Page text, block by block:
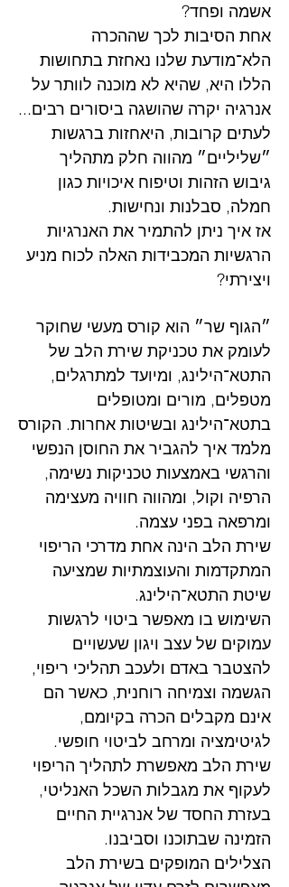
אשמה ופחד?
אחת הסיבות לכך שההכרה
הלא־מודעת שלנו נאחזת בתחושות
הללו היא, שהיא לא מוכנה לוותר על
אנרגיה יקרה שהושגה ביסורים רבים...
לעתים קרובות, היאחזות ברגשות
״שליליים״ מהווה חלק מתהליך
גיבוש הזהות וטיפוח איכויות כגון
חמלה, סבלנות ונחישות.
אז איך ניתן להתמיר את האנרגיות
הרגשיות המכבידות האלה לכוח מניע
ויצירתי?
״הגוף שר״ הוא קורס מעשי שחוקר
לעומק את טכניקת שירת הלב של
התטא־הילינג, ומיועד למתרגלים,
מטפלים, מורים ומטופלים
בתטא־הילינג ובשיטות אחרות. הקורס
מלמד איך להגביר את החוסן הנפשי
והרגשי באמצעות טכניקות נשימה,
הרפיה וקול, ומהווה חוויה מעצימה
ומרפאה בפני עצמה.
שירת הלב הינה אחת מדרכי הריפוי
המתקדמות והעוצמתיות שמציעה
שיטת התטא־הילינג.
השימוש בו מאפשר ביטוי לרגשות
עמוקים של עצב ויגון שעשויים
להצטבר באדם ולעכב תהליכי ריפוי,
הגשמה וצמיחה רוחנית, כאשר הם
אינם מקבלים הכרה בקיומם,
לגיטימציה ומרחב לביטוי חופשי.
שירת הלב מאפשרת לתהליך הריפוי
לעקוף את מגבלות השכל האנליטי,
בעזרת החסד של אנרגיית החיים
הזמינה שבתוכנו וסביבנו.
הצלילים המופקים בשירת הלב